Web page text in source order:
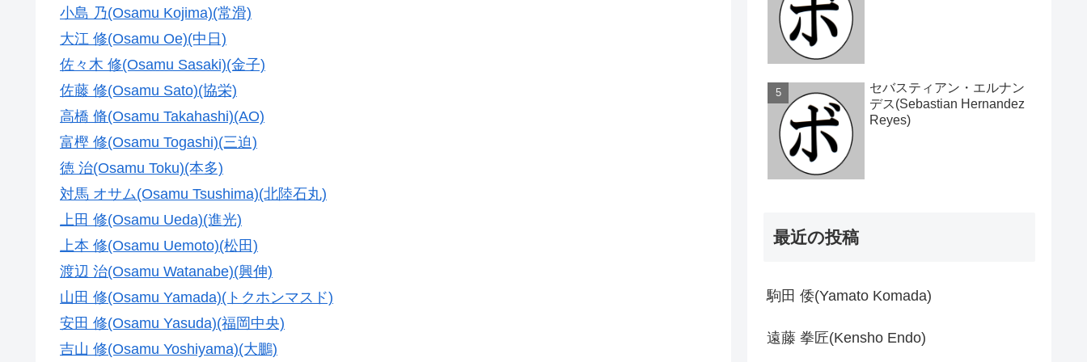
小島 乃(Osamu Kojima)(常滑)
大江 修(Osamu Oe)(中日)
佐々木 修(Osamu Sasaki)(金子)
佐藤 修(Osamu Sato)(協栄)
高橋 脩(Osamu Takahashi)(AO)
富樫 修(Osamu Togashi)(三迫)
徳 治(Osamu Toku)(本多)
対馬 オサム(Osamu Tsushima)(北陸石丸)
上田 修(Osamu Ueda)(進光)
上本 修(Osamu Uemoto)(松田)
渡辺 治(Osamu Watanabe)(興伸)
山田 修(Osamu Yamada)(トクホンマスド)
安田 修(Osamu Yasuda)(福岡中央)
吉山 修(Osamu Yoshiyama)(大鵬)
セバスティアン・エルナン
デス(Sebastian Hernandez
Reyes)
最近の投稿
駒田 倭(Yamato Komada)
遠藤 拳匠(Kensho Endo)